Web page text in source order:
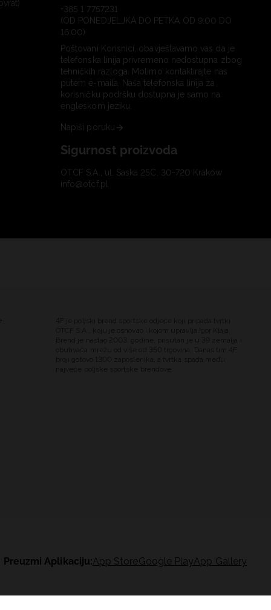
+385 1 7757231
(OD PONEDJELJKA DO PETKA OD 9:00 DO
16:00)
Poštovani Korisnici, obavještavamo vas da je
telefonska linija privremeno nedostupna zbog
tehničkih razloga. Molimo kontaktirajte nas
putem e-maila. Naša telefonska linija za
korisničku podršku dostupna je samo na
engleskom jeziku.
Napiši poruku
Sigurnost proizvoda
OTCF S.A., ul. Saska 25C, 30-720 Kraków
info@otcf.pl
Preuzmi Aplikaciju:App StoreGoogle PlayApp Gallery